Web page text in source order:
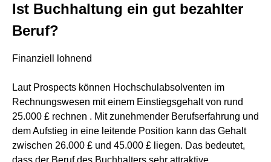
Ist Buchhaltung ein gut bezahlter
Beruf?
Finanziell lohnend
Laut Prospects können Hochschulabsolventen im
Rechnungswesen mit einem Einstiegsgehalt von rund
25.000 £ rechnen . Mit zunehmender Berufserfahrung und
dem Aufstieg in eine leitende Position kann das Gehalt
zwischen 26.000 £ und 45.000 £ liegen. Das bedeutet,
dass der Beruf des Buchhalters sehr attraktive